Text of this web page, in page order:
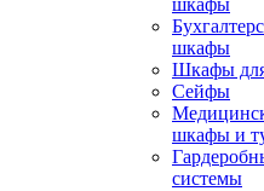
шкафы
шкафы
Шкафы
Сейфы
шкафы и
системы